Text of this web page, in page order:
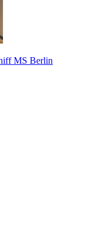
MS Berlin